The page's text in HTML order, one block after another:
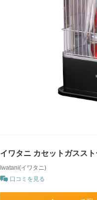
イワタニ カセットガスス
Iwatani(イワタニ)
口コミを見る